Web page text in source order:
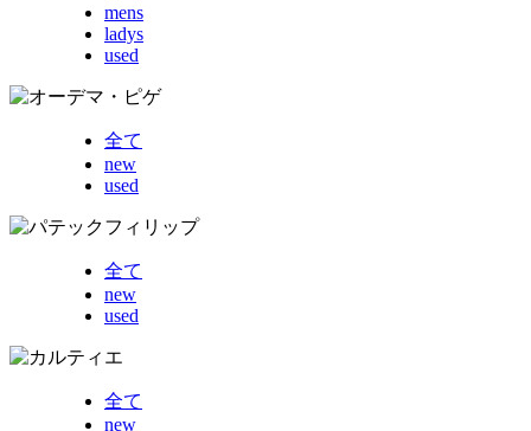
mens
ladys
used
全て
new
used
全て
new
used
全て
new